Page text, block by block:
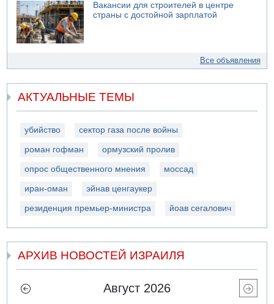
Вакансии для строителей в центре
страны с достойной зарплатой
Все объявления
АКТУАЛЬНЫЕ ТЕМЫ
убийство сектор газа после войны
роман гофман ормузский пролив
опрос общественного мнения моссад
иран-оман эйнав ценгаукер
резиденция премьер-министра йоав сегалович
АРХИВ НОВОСТЕЙ ИЗРАИЛЯ
Август 2026